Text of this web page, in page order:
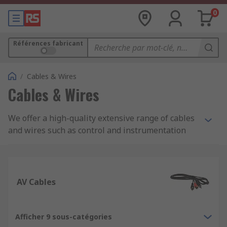
0
Références fabricant
/ Cables & Wires
Cables & Wires
We offer a high-quality extensive range of cables
and wires such as control and instrumentation
ribbon and high temperature cable. We stock all
and labelling systems.
AV Cables
Afficher 9 sous-catégories